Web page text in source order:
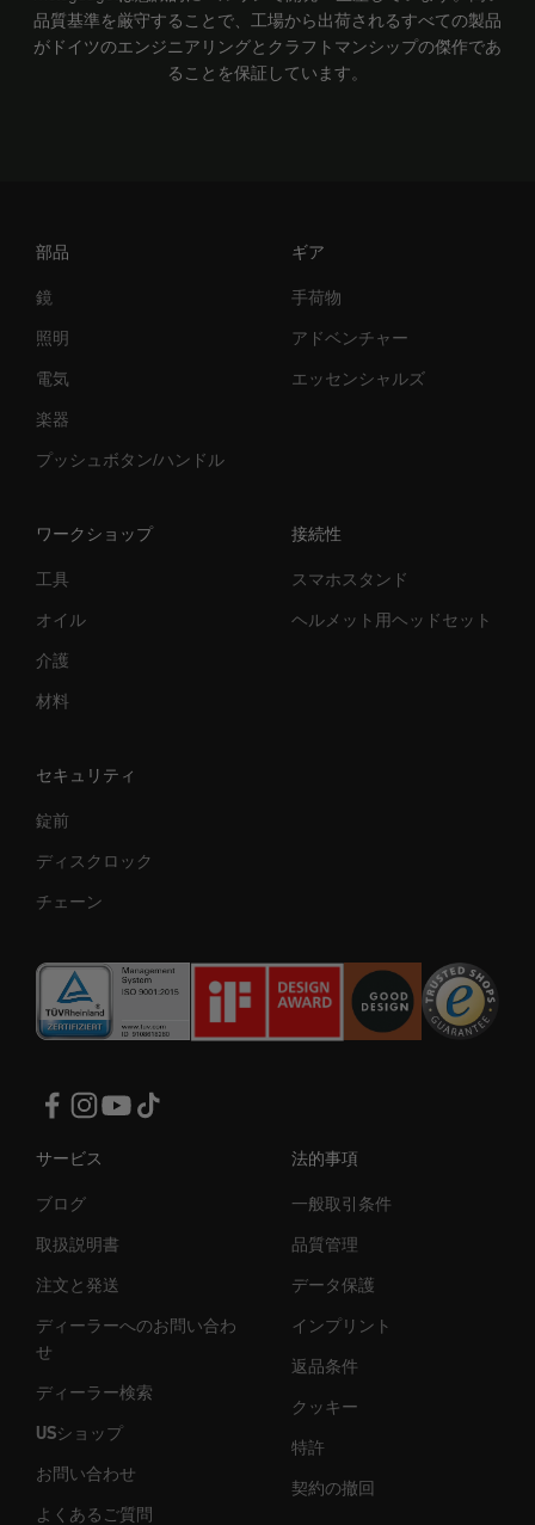
品質基準を厳守することで、工場から出荷されるすべての製品
がドイツのエンジニアリングとクラフトマンシップの傑作であ
ることを保証しています。
部品
鏡
照明
電気
楽器
プッシュボタン/ハンドル
ギア
手荷物
アドベンチャー
エッセンシャルズ
ワークショップ
工具
オイル
介護
材料
接続性
スマホスタンド
ヘルメット用ヘッドセット
セキュリティ
錠前
ディスクロック
チェーン
サービス
ブログ
取扱説明書
注文と発送
ディーラーへのお問い合わ
せ
ディーラー検索
USショップ
お問い合わせ
よくあるご質問
法的事項
一般取引条件
品質管理
データ保護
インプリント
返品条件
クッキー
特許
契約の撤回